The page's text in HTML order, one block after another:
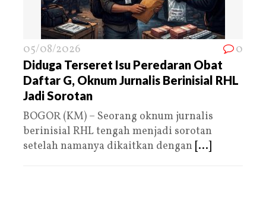
05/08/2026 0
Diduga Terseret Isu Peredaran Obat
Daftar G, Oknum Jurnalis Berinisial RHL
Jadi Sorotan
BOGOR (KM) – Seorang oknum jurnalis
berinisial RHL tengah menjadi sorotan
setelah namanya dikaitkan dengan [...]